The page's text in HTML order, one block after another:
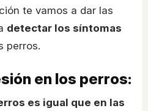
te vamos a dar las
detectar los síntomas
perros.
en los perros:
es igual que en las